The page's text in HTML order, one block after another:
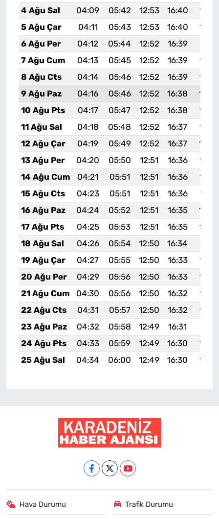
4 Ağu Sal
04:09 05:42 12:53 16:40
5 Ağu Çar
04:11 05:43 12:53 16:40
6 Ağu Per
04:12 05:44 12:52 16:39
7 Ağu Cum
04:13 05:45 12:52 16:39
8 Ağu Cts
04:14 05:46 12:52 16:39
9 Ağu Paz
04:16 05:46 12:52 16:38
10 Ağu Pts
04:17 05:47 12:52 16:38
11 Ağu Sal
04:18 05:48 12:52 16:37
12 Ağu Çar
04:19 05:49 12:52 16:37
13 Ağu Per
04:20 05:50 12:51 16:36
14 Ağu Cum
04:21 05:51 12:51 16:36
15 Ağu Cts
04:23 05:51 12:51 16:36
19:41
16 Ağu Paz
04:24 05:52 12:51 16:35
17 Ağu Pts
04:25 05:53 12:51 16:35
18 Ağu Sal
04:26 05:54 12:50 16:34
19:37
19 Ağu Çar
04:27 05:55 12:50 16:33
20 Ağu Per
04:29 05:56 12:50 16:33
21 Ağu Cum
04:30 05:56 12:50 16:32
22 Ağu Cts
04:31 05:57 12:50 16:32
23 Ağu Paz
04:32 05:58 12:49 16:31
24 Ağu Pts
04:33 05:59 12:49 16:30
25 Ağu Sal
04:34 06:00 12:49 16:30
Hava Durumu Trafik Durumu